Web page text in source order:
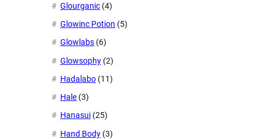
Glourganic (4)
Glowinc Potion (5)
Glowlabs (6)
Glowsophy (2)
Hadalabo (11)
Hale (3)
Hanasui (25)
Hand Body (3)